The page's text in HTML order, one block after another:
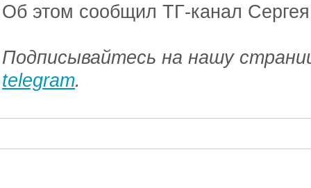
Об этом сообщил ТГ-канал
Подписывайтесь на нашу
telegram.